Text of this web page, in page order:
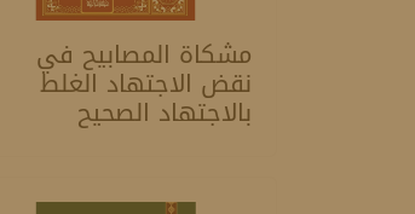
مشكاة المصابيح في
نقض الاجتهاد الغلط
بالاجتهاد الصحيح